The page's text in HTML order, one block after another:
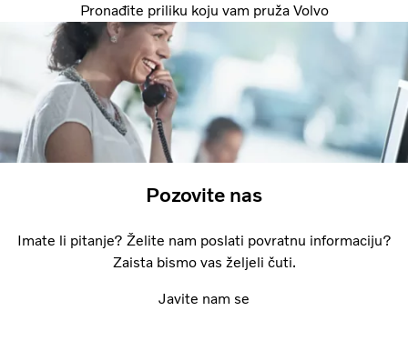
Pronađite priliku koju vam pruža Volvo
Pozovite nas
Imate li pitanje? Želite nam poslati povratnu informaciju?
Zaista bismo vas željeli čuti.
Javite nam se